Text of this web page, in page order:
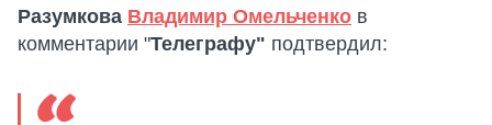
Разумкова Владимир Омельченко в
комментарии "Телеграфу" подтвердил: